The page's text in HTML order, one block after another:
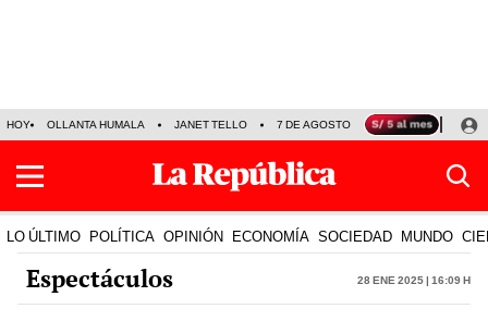
HOY OLLANTA HUMALA JANET TELLO 7 DE AGOSTO TINKA RESULTADOS
LO ÚLTIMO POLÍTICA OPINIÓN ECONOMÍA SOCIEDAD MUNDO
Espectáculos 28 Ene 2025 | 16:09 h